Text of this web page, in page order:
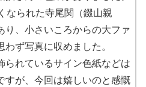
なられた寺尾関（錣山親
り、小さいころからの大ファ
わず写真に収めました。
られているサイン色紙などは
すが、今回は嬉しいのと感慨